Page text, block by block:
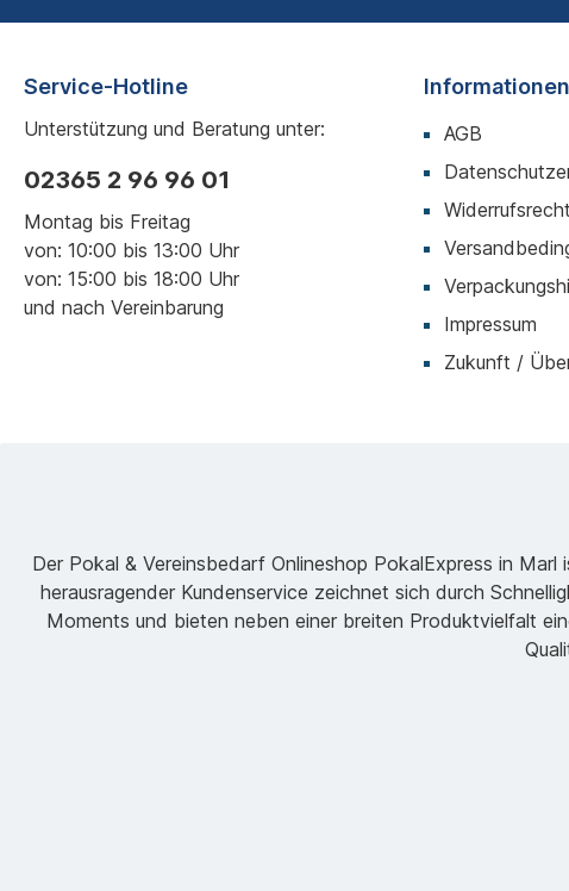
Service-Hotline
Unterstützung und Beratung unter:
02365 2 96 96 01
Montag bis Freitag
von: 10:00 bis 13:00 Uhr
von: 15:00 bis 18:00 Uhr
und nach Vereinbarung
Informationen
AGB
Widerrufsrecht
Impressum
Zukunft /
Der Pokal & Vereinsbedarf Onlineshop PokalExpress in
herausragender Kundenservice zeichnet sich durch
Moments und bieten neben einer breiten Produktvielfalt